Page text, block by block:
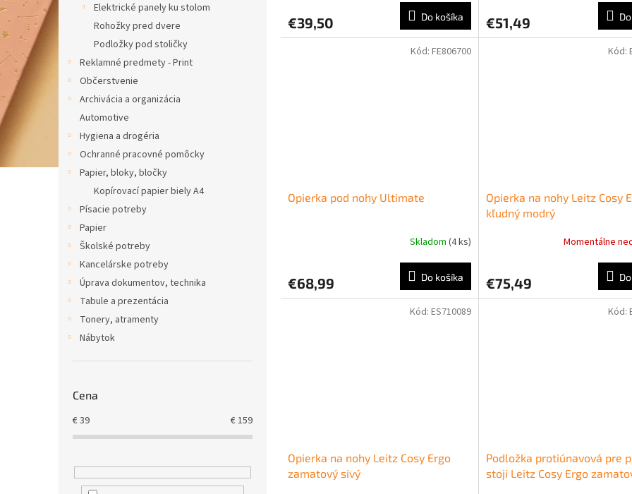
Elektrické panely ku stolom
Rohožky pred dvere
Podložky pod stoličky
Reklamné predmety - Print
Občerstvenie
Archivácia a organizácia
Automotive
Hygiena a drogéria
Ochranné pracovné pomôcky
Papier, bloky, bločky
Kopírovací papier biely A4
Písacie potreby
Papier
Školské potreby
Kancelárske potreby
Úprava dokumentov, technika
Tabule a prezentácia
Tonery, atramenty
Nábytok
Cena
€39 €159
€39,50 Do košíka €51,49
Opierka pod nohy Ultimate
Skladom (4 ks)
€68,99 Do košíka
Kód: FE806700
Opierka na nohy Leitz Cosy
kľudný modrý
Momentálne
€75,49
Kód:
Opierka na nohy Leitz Cosy Ergo
zamatový sivý
Kód: ES710089
Podložka protiúnavová pre
stoji Leitz Cosy Ergo
Kód: